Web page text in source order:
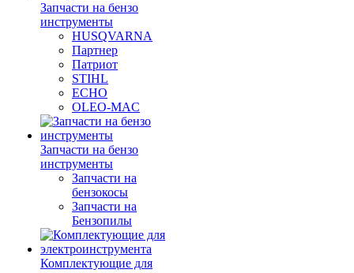
Запчасти на бензо
инструменты
HUSQVARNA
Партнер
Патриот
STIHL
ECHO
OLEO-MAC
Запчасти на бензо
инструменты
Запчасти на
бензокосы
Запчасти на
Бензопилы
Комплектующие для